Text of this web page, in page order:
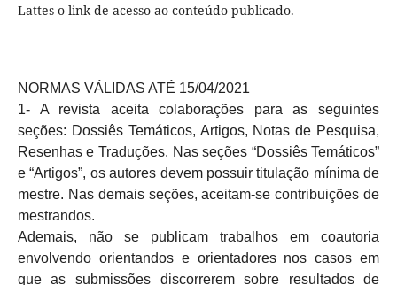
Lattes o link de acesso ao conteúdo publicado.
NORMAS VÁLIDAS ATÉ 15/04/2021
1- A revista aceita colaborações para as seguintes
seções: Dossiês Temáticos, Artigos, Notas de Pesquisa,
Resenhas e Traduções. Nas seções “Dossiês Temáticos”
e “Artigos”, os autores devem possuir titulação mínima de
mestre. Nas demais seções, aceitam-se contribuições de
mestrandos.
Ademais, não se publicam trabalhos em coautoria
envolvendo orientandos e orientadores nos casos em
que as submissões discorrerem sobre resultados de